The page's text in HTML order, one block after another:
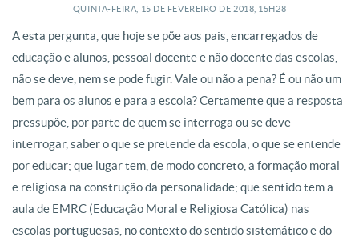
QUINTA-FEIRA, 15 DE FEVEREIRO DE 2018, 15H28
A esta pergunta, que hoje se põe aos pais, encarregados de
educação e alunos, pessoal docente e não docente das escolas,
não se deve, nem se pode fugir. Vale ou não a pena? É ou não um
bem para os alunos e para a escola? Certamente que a resposta
pressupõe, por parte de quem se interroga ou se deve
interrogar, saber o que se pretende da escola; o que se entende
por educar; que lugar tem, de modo concreto, a formação moral
e religiosa na construção da personalidade; que sentido tem a
aula de EMRC (Educação Moral e Religiosa Católica) nas
escolas portuguesas, no contexto do sentido sistemático e do